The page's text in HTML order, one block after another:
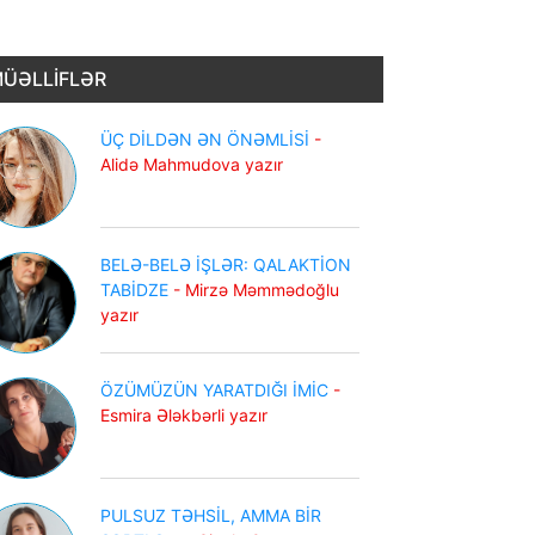
ÜÇ DİLDƏN ƏN ÖNƏMLİSİ -
Alidə Mahmudova yazır
BELƏ-BELƏ İŞLƏR: QALAKTİON
TABİDZE - Mirzə Məmmədoğlu
yazır
ÖZÜMÜZÜN YARATDIĞI İMİC -
Esmira Ələkbərli yazır
PULSUZ TƏHSİL, AMMA BİR